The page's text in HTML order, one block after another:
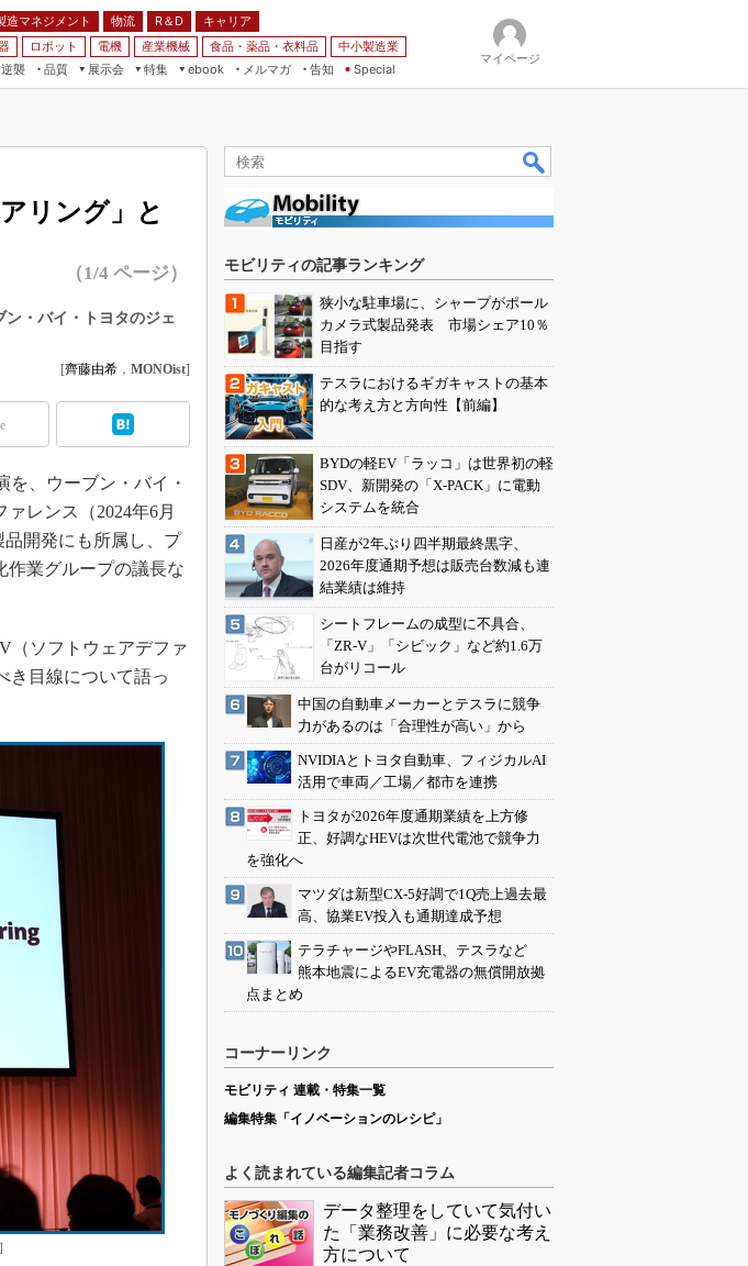
造マネジメント 物流 R＆D
キャリア
ロボット 電機 産業機械 食品・薬品・衣料品
中小製造業
襲 品質
展示会
特集
グ
とCAE
タ
ebook
メルマガ
告知 Special
マイページ
リング」と
（1/4 ページ）
ン・バイ・トヨタのジェ
[齊藤由希 ， MONOist]
、ウーブン・バイ・
レンス（2024年6月
開発にも所属し、プ
作業グループの議長な
（ソフトウェアデファ
き目線について語っ
モビリティの記事ランキング
狭小な駐車場に、シャープがポール
カメラ式製品発表 市場シェア10％
目指す
テスラにおけるギガキャストの基本
的な考え方と方向性【前編】
BYDの軽EV「ラッコ」は世界初の軽
SDV、新開発の「X-PACK」に電動
システムを統合
日産が2年ぶり四半期最終黒字、
2026年度通期予想は販売台数減も連
結業績は維持
シートフレームの成型に不具合、
「ZR-V」「シビック」など約1.6万
台がリコール
中国の自動車メーカーとテスラに競争
力があるのは「合理性が高い」から
NVIDIAとトヨタ自動車、フィジカルAI
活用で車両／工場／都市を連携
トヨタが2026年度通期業績を上方修
正、好調なHEVは次世代電池で競争力
を強化へ
マツダは新型CX-5好調で1Q売上過去最
高、協業EV投入も通期達成予想
テラチャージやFLASH、テスラなど
熊本地震によるEV充電器の無償開放拠
点まとめ
コーナーリンク
モビリティ 連載・特集一覧
編集特集「イノベーションのレシピ」
よく読まれている編集記者コラム
データ整理をしていて気付い
た「業務改善」に必要な考え
方について